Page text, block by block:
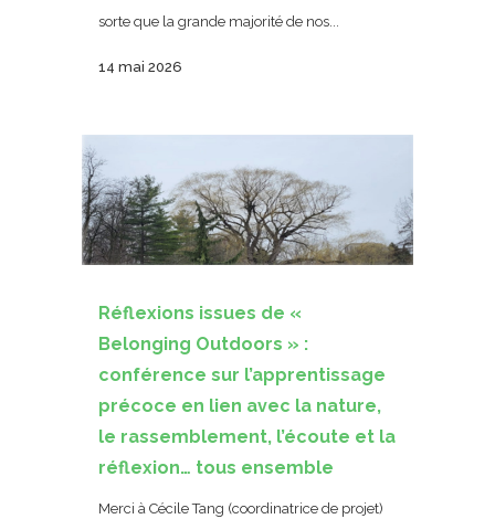
sorte que la grande majorité de nos...
14 mai 2026
Réflexions issues de «
Belonging Outdoors » :
conférence sur l’apprentissage
précoce en lien avec la nature,
le rassemblement, l’écoute et la
réflexion… tous ensemble
Merci à Cécile Tang (coordinatrice de projet)